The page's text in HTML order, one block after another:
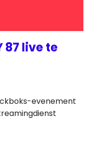
87 live te
evenement